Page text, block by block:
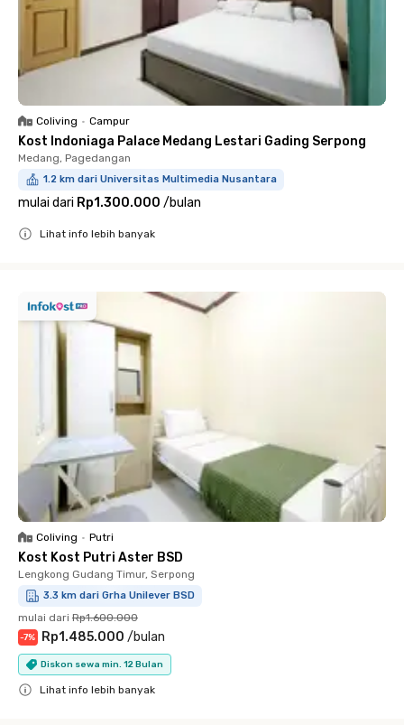
Coliving • Campur
Kost Indoniaga Palace Medang Lestari Gading Serpong
Medang, Pagedangan
1.2 km dari Universitas Multimedia Nusantara
mulai dari Rp1.300.000 /bulan
Lihat info lebih banyak
Coliving • Putri
Kost Kost Putri Aster BSD
Lengkong Gudang Timur, Serpong
3.3 km dari Grha Unilever BSD
mulai dari Rp1.600.000
-7% Rp1.485.000 /bulan
Diskon sewa min. 12 Bulan
Lihat info lebih banyak